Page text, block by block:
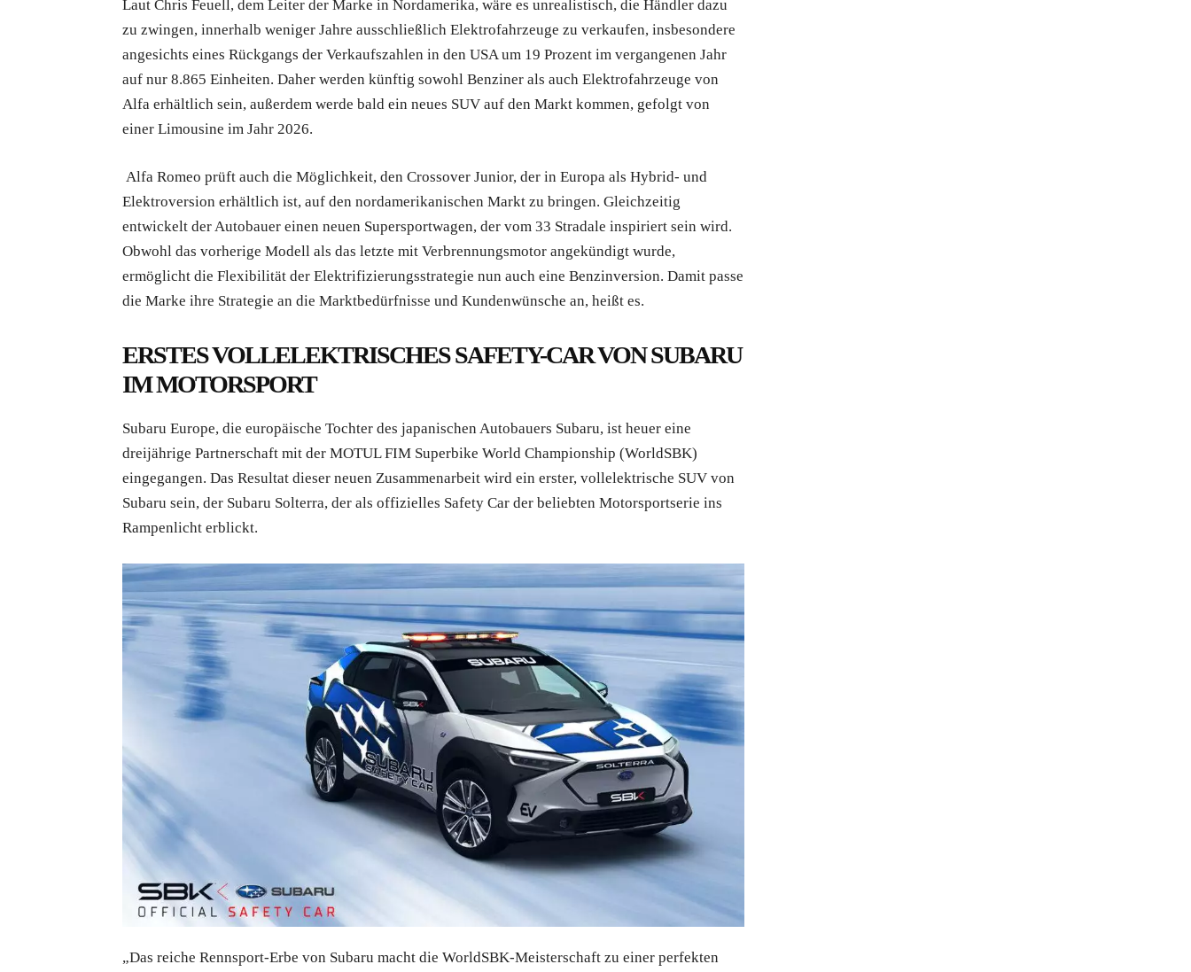
Laut Chris Feuell, dem Leiter der Marke in Nordamerika, wäre es unrealistisch, die Händler dazu
zu zwingen, innerhalb weniger Jahre ausschließlich Elektrofahrzeuge zu verkaufen, insbesondere
angesichts eines Rückgangs der Verkaufszahlen in den USA um 19 Prozent im vergangenen Jahr
auf nur 8.865 Einheiten. Daher werden künftig sowohl Benziner als auch Elektrofahrzeuge von
Alfa erhältlich sein, außerdem werde bald ein neues SUV auf den Markt kommen, gefolgt von
einer Limousine im Jahr 2026.
Alfa Romeo prüft auch die Möglichkeit, den Crossover Junior, der in Europa als Hybrid- und
Elektroversion erhältlich ist, auf den nordamerikanischen Markt zu bringen. Gleichzeitig
entwickelt der Autobauer einen neuen Supersportwagen, der vom 33 Stradale inspiriert sein wird.
Obwohl das vorherige Modell als das letzte mit Verbrennungsmotor angekündigt wurde,
ermöglicht die Flexibilität der Elektrifizierungsstrategie nun auch eine Benzinversion. Damit passe
die Marke ihre Strategie an die Marktbedürfnisse und Kundenwünsche an, heißt es.
ERSTES VOLLELEKTRISCHES SAFETY-CAR VON SUBARU
IM MOTORSPORT
Subaru Europe, die europäische Tochter des japanischen Autobauers Subaru, ist heuer eine
dreijährige Partnerschaft mit der MOTUL FIM Superbike World Championship (WorldSBK)
eingegangen. Das Resultat dieser neuen Zusammenarbeit wird ein erster, vollelektrische SUV von
Subaru sein, der Subaru Solterra, der als offizielles Safety Car der beliebten Motorsportserie ins
Rampenlicht erblickt.
„Das reiche Rennsport-Erbe von Subaru macht die WorldSBK-Meisterschaft zu einer perfekten